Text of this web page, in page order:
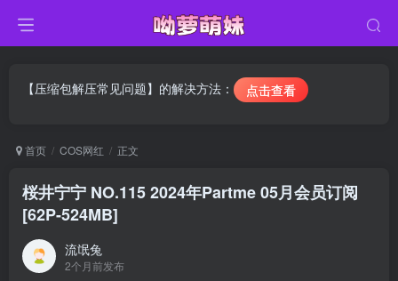
【压缩包解压常见问题】的解决方法： 点击查看
首页 COS网红 正文
桜井宁宁 NO.115 2024年Partme 05月会员订阅
[62P-524MB]
流氓兔
2个月前发布